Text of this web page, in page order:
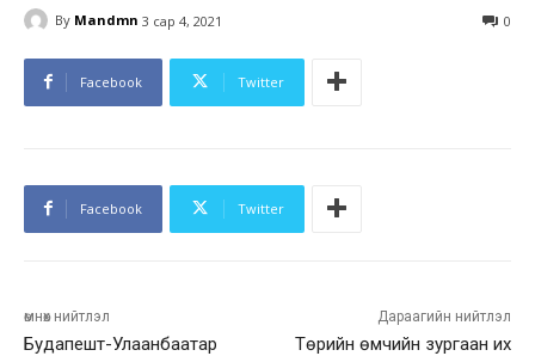
By Mandmn 3 сар 4, 2021 0
Facebook Twitter
Facebook Twitter
өмнөх нийтлэл
Будапешт-Улаанбаатар
Дараагийн нийтлэл
Төрийн өмчийн зургаан их